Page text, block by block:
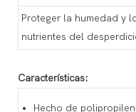
Proteger la humedad y
nutrientes del
Características:
Hecho de